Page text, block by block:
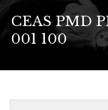
CEAS PMD
001 100
HOME
DESPRE